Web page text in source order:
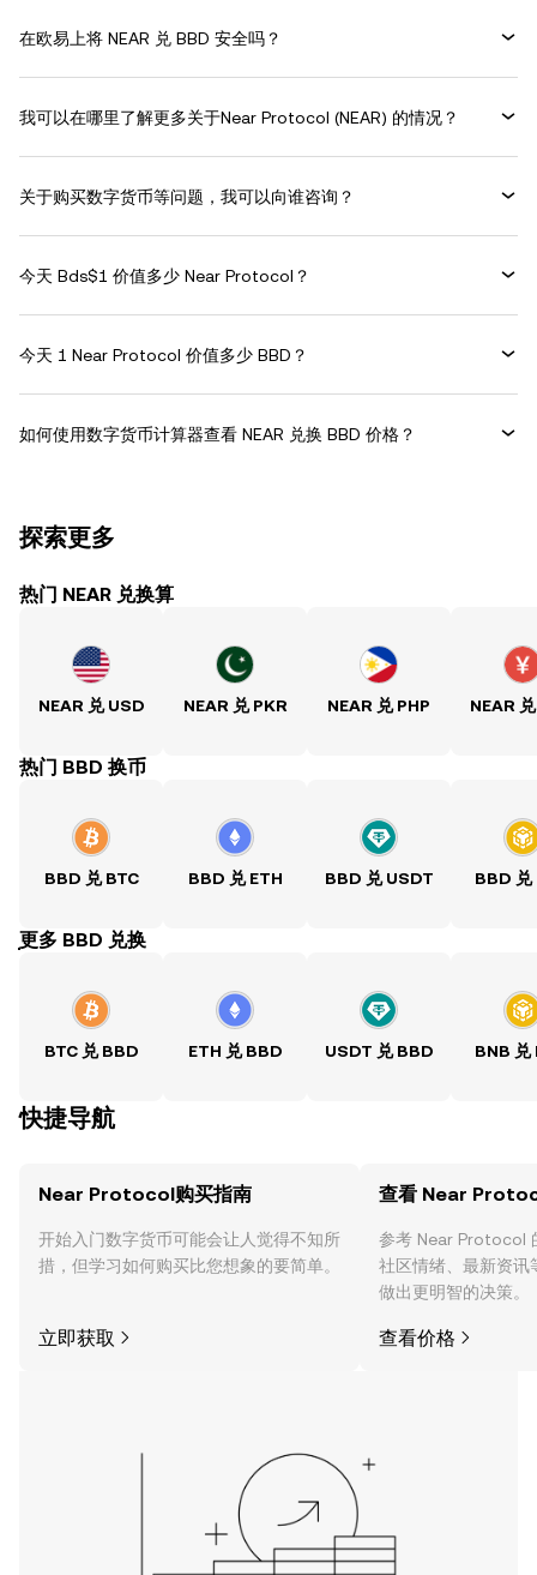
在欧易上将 NEAR 兑 BBD 安全吗？
我可以在哪里了解更多关于Near Protocol (NEAR) 的情况？
关于购买数字货币等问题，我可以向谁咨询？
今天 Bds$1 价值多少 Near Protocol？
今天 1 Near Protocol 价值多少 BBD？
如何使用数字货币计算器查看 NEAR 兑换 BBD 价格？
探索更多
热门 NEAR 兑换算
NEAR 兑 USD NEAR 兑 PKR NEAR 兑 PHP NEAR
热门 BBD 换币
BBD 兑 BTC BBD 兑 ETH BBD 兑 USDT BBD 兑
ִִִִִִִִִִִִִִִִִִִִִִִִִִִִִִִִִִִִִִִִִִִִִִִִ更多 BBD 兑换
BTC 兑 BBD ETH 兑 BBD USDT 兑 BBD BNB 兑
快捷导航
Near Protocol购买指南
开始入门数字货币可能会让人觉得不知所
措，但学习如何购买比您想象的要简单。
立即获取
查看 Near
参考 Near Protocol
社区情绪、最新资讯
做出更明智的决策。
查看价格